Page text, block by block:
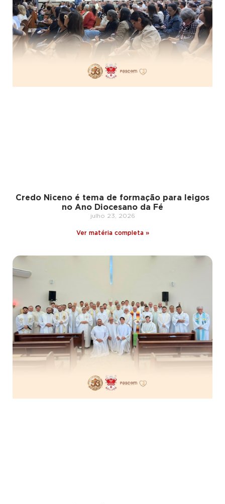
Credo Niceno é tema de formação para leigos
no Ano Diocesano da Fé
julho 23, 2026
Ver matéria completa »